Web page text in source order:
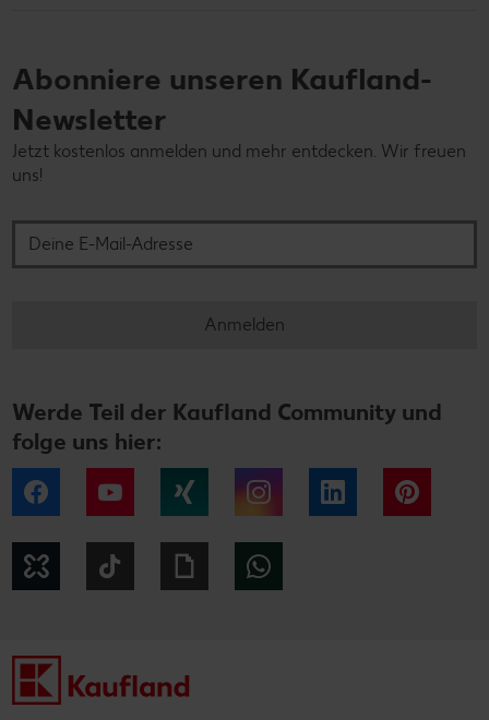
Abonniere unseren Kaufland-
Newsletter
Jetzt kostenlos anmelden und mehr entdecken. Wir freuen
uns!
Anmelden
Werde Teil der Kaufland Community und
folge uns hier:
Facebook YouTube Xing Instagram LinkedIn
Kununu Giphy